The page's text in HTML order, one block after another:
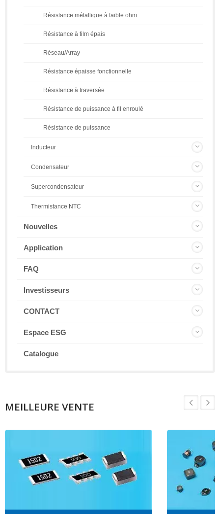
Résistance métallique à faible ohm
Résistance à film épais
Réseau/Array
Résistance épaisse fonctionnelle
Résistance à traversée
Résistance de puissance à fil enroulé
Résistance de puissance
Inducteur
Condensateur
Supercondensateur
Thermistance NTC
Nouvelles
Application
FAQ
Investisseurs
CONTACT
Espace ESG
Catalogue
MEILLEURE VENTE